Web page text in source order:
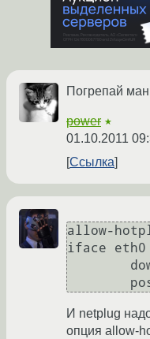
Погрепай
power ★
01.10.2011
Ссылка
allow-
iface
И netplug
опция allow-